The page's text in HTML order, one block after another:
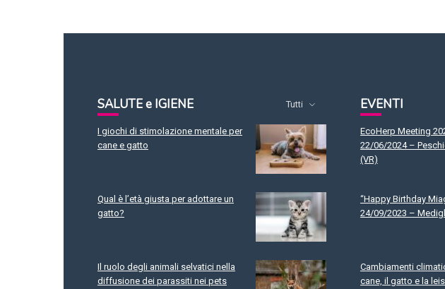
SALUTE e IGIENE Tutti
I giochi di stimolazione mentale per
cane e gatto
Qual è l’età giusta per adottare un
gatto?
Il ruolo degli animali selvatici nella
diffusione dei parassiti nei pets
EVENTI
EcoHerp Meeting
22/06/2024 –
(VR)
“Happy Birthday
24/09/2023 –
Cambiamenti
cane, il gatto e la